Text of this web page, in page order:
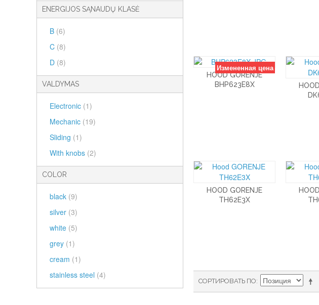
ENERGIJOS SĄNAUDŲ KLASĖ
B (6)
C (8)
D (8)
VALDYMAS
Electronic (1)
Mechanic (19)
Sliding (1)
With knobs (2)
COLOR
black (9)
silver (3)
white (5)
grey (1)
cream (1)
stainless steel (4)
Измененная цена
HOOD GORENJE
BHP623E8X
HOOD GORENJE
TH62E3X
СОРТИРОВАТЬ ПО